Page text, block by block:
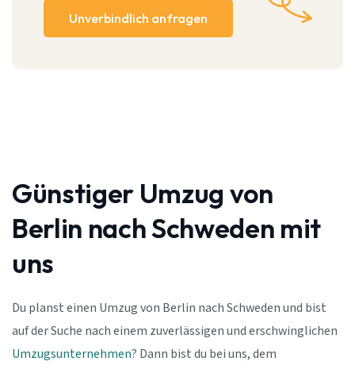
Unverbindlich anfragen
Günstiger Umzug von
Berlin nach Schweden mit
uns
Du planst einen Umzug von Berlin nach Schweden und bist
auf der Suche nach einem zuverlässigen und erschwinglichen
Umzugsunternehmen? Dann bist du bei uns, dem